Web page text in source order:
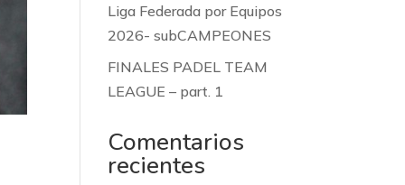
Liga Federada por Equipos
2026- subCAMPEONES
FINALES PADEL TEAM
LEAGUE – part. 1
Comentarios
recientes